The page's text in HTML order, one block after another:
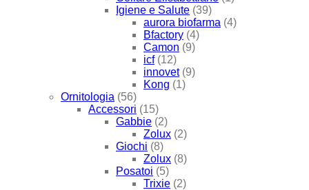
Igiene e Salute (39)
aurora biofarma (4)
Bfactory (4)
Camon (9)
icf (12)
innovet (9)
Kong (1)
Ornitologia (56)
Accessori (15)
Gabbie (2)
Zolux (2)
Giochi (8)
Zolux (8)
Posatoi (5)
Trixie (2)